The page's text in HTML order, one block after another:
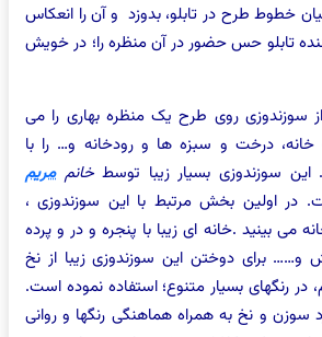
خطوط طرح در تابلو، بدوزد و آن را انعکاس
تابلو حس حضور در آن منظره را؛ در خویش
.
سوزندوزی روی طرح یک منظره بهاری را می
خانه، درخت و سبزه ها و رودخانه و… را با
سوزندوزی بسیار زیبا توسطخانممریم
در اولین بخش مرتبط با این سوزندوزی ،
می بینید .خانه ای زیبا با پنجره و در و پرده
برای دوختن این سوزندوزی زیبا از نخ
در رنگهای بسیار متنوع؛ استفاده نموده است.
سوزن و نخ به همراه هماهنگی رنگها و روانی